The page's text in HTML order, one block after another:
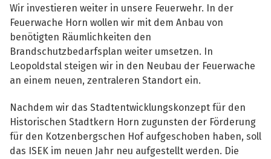
Wir investieren weiter in unsere Feuerwehr. In der
Feuerwache Horn wollen wir mit dem Anbau von
benötigten Räumlichkeiten den
Brandschutzbedarfsplan weiter umsetzen. In
Leopoldstal steigen wir in den Neubau der Feuerwache
an einem neuen, zentraleren Standort ein.
Nachdem wir das Stadtentwicklungskonzept für den
Historischen Stadtkern Horn zugunsten der Förderung
für den Kotzenbergschen Hof aufgeschoben haben, soll
das ISEK im neuen Jahr neu aufgestellt werden. Die